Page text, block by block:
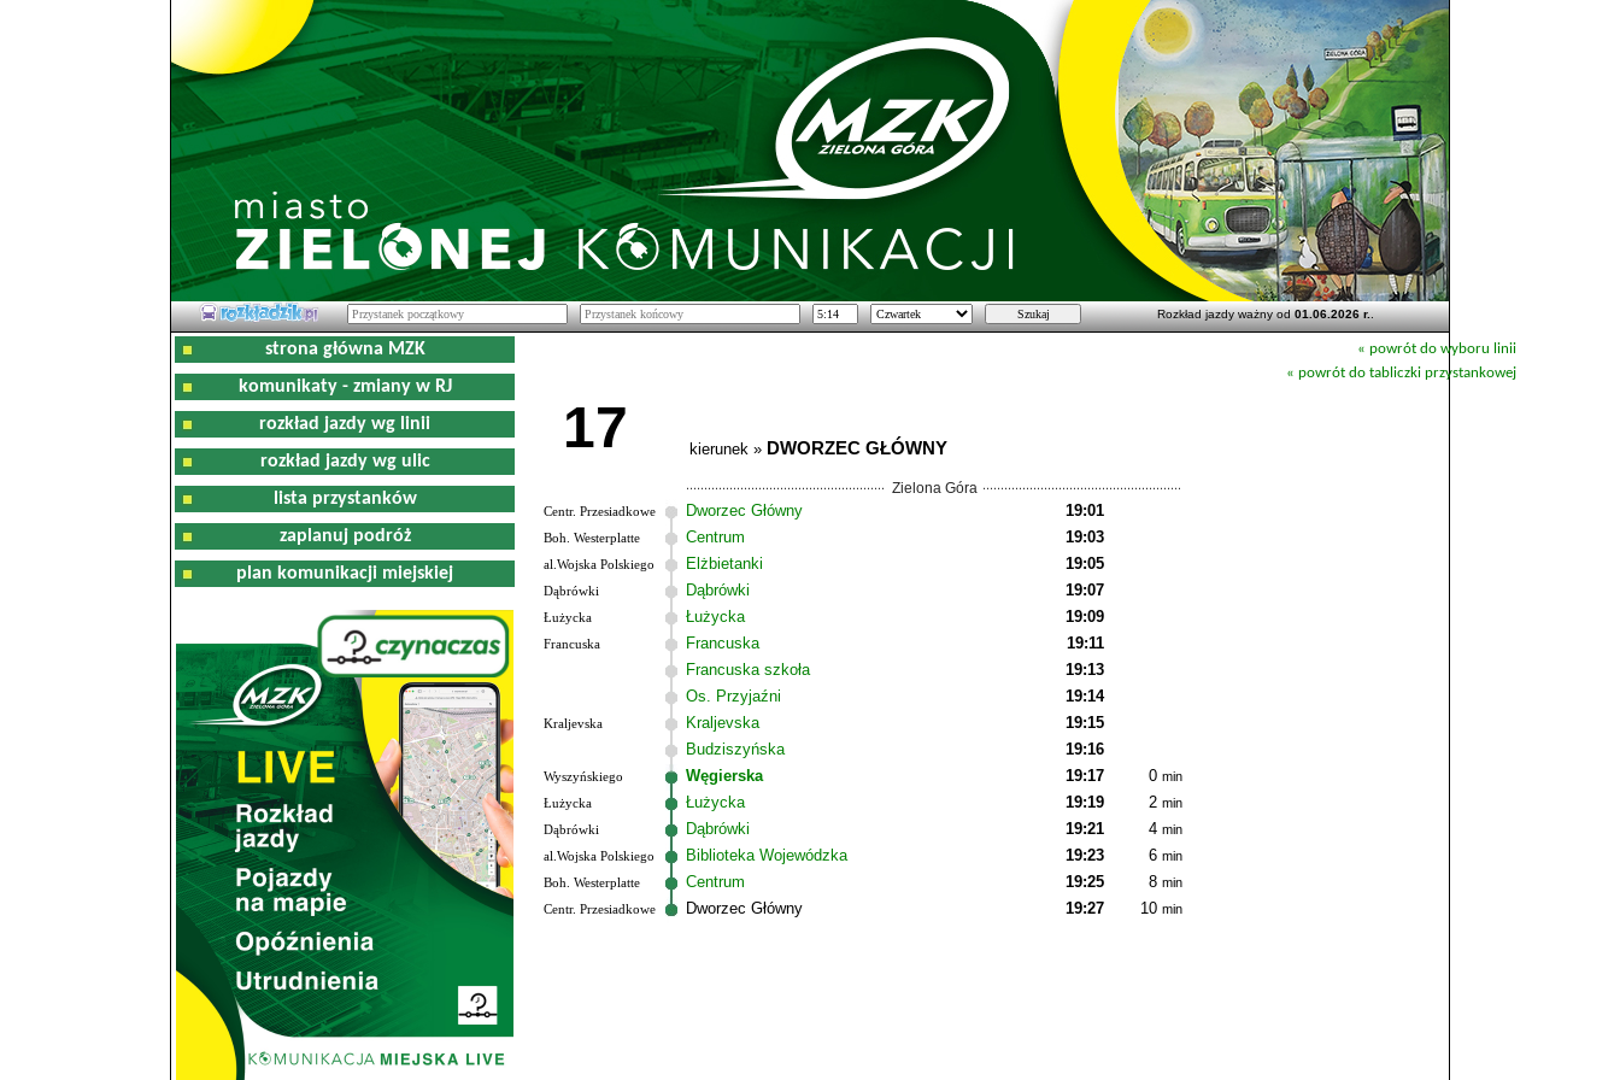
Rozkład jazdy ważny od01.06.2026 r..
strona główna MZK
komunikaty - zmiany w RJ
rozkład jazdy wg linii
rozkład jazdy wg ulic
lista przystanków
zaplanuj podróż
plan komunikacji miejskiej
« powrót do wyboru linii
« powrót do tabliczki przystankowej
17 kierunek » DWORZEC GŁÓWNY
Zielona Góra
Centr. Przesiadkowe Dworzec Główny 19:01
Boh. Westerplatte Centrum 19:03
al.Wojska Polskiego Elżbietanki 19:05
Dąbrówki Dąbrówki 19:07
Łużycka Łużycka 19:09
Francuska Francuska
19:11
Francuska szkoła
19:13
Os. Przyjaźni
19:14
Kraljevska Kraljevska
19:15
Budziszyńska
19:16
Wyszyńskiego Węgierska 19:17 0 min
Łużycka
Łużycka 19:19 2 min
Dąbrówki
Dąbrówki 19:21 4 min
al.Wojska Polskiego
Biblioteka Wojewódzka 19:23 6 min
Boh. Westerplatte
Centrum 19:25 8 min
Centr. Przesiadkowe
Dworzec Główny 19:27 10 min